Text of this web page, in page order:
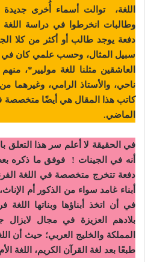
اللغة، توالت أسماء أُخرى
وطالبات انخرطوا في دراسة اللغة
دفعة يوجد طالب أو أكثر من كلا
سبيل المثال، وحسب علمي كان في
العاشقين مثلنا للغة موليير*،
ناحي، والأستاذ الرامي، وغيرهما
كاتب هذا المقال هي أيضًا متخصصة
الماضي.
في الحقيقة لا أعلم سر هذا التعلق
أنه في الجينات ! فوفق ما ذكره
دفعة تتخرج متخصصة في اللغة
أبناء غامد سواء من الذكور أم
في أن اتخذ أبناؤها وبناتها
بلادهم العزيزة في مجال لايزال
المملكة والخليج العربي؛ حيث أن
طبعًا بعد لغة القرآن الكريم، اللغة